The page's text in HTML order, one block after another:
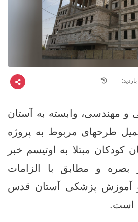
و مهندسی، وابسته به آستان
طرحهای مربوط به پروژه‌
مبتلا به اوتیسم خبر
بصره و مطابق با الزامات
آموزش پزشکی آستان قدس
است‌.